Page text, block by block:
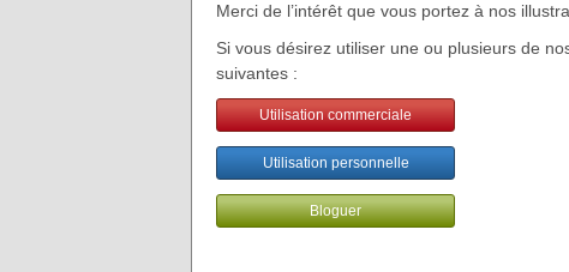
Merci de l’intérêt que vous portez à nos
Si vous désirez utiliser une ou plusieurs de
suivantes :
Utilisation commerciale
Utilisation personnelle
Bloguer